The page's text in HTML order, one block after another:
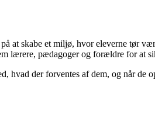
skabe et miljø, hvor eleverne tør
lærere, pædagoger og forældre for at
der forventes af dem, og når de